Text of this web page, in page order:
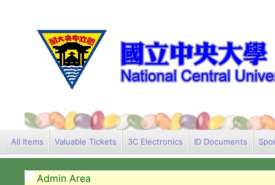
All Items Valuable Tickets 3C Electronics ID Documents
Admin Area